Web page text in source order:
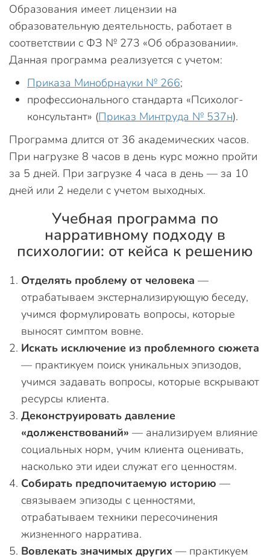
Образования имеет лицензии на
образовательную деятельность, работает в
соответствии с ФЗ № 273 «Об образовании».
Данная программа реализуется с учетом:
Приказа Минобрнауки № 266;
профессионального стандарта «Психолог-
консультант» (Приказ Минтруда № 537н).
Программа длится от 36 академических часов.
При нагрузке 8 часов в день курс можно пройти
за 5 дней. При загрузке 4 часа в день — за 10
дней или 2 недели с учетом выходных.
Учебная программа по
нарративному подходу в
психологии: от кейса к решению
Отделять проблему от человека —
отрабатываем экстернализирующую беседу,
учимся формулировать вопросы, которые
выносят симптом вовне.
Искать исключение из проблемного сюжета
— практикуем поиск уникальных эпизодов,
учимся задавать вопросы, которые вскрывают
ресурсы клиента.
Деконструировать давление
«долженствований» — анализируем влияние
социальных норм, учим клиента оценивать,
насколько эти идеи служат его ценностям.
Собирать предпочитаемую историю —
связываем эпизоды с ценностями,
отрабатываем техники пересочинения
жизненного нарратива.
Вовлекать значимых других — практикуем